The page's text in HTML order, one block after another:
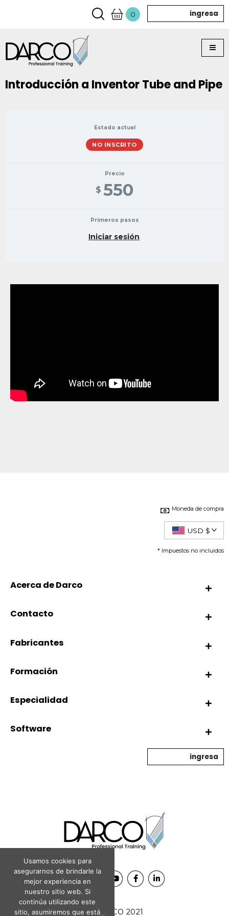
0 ingresa
Introducción a Inventor Tube and Pipe
Estado actual
NO INSCRITO
Precio
$ 550
Primeros pasos
Iniciar sesión
© DARCO 2021
Moneda de compra
USD $
* Impuestos no incluidos
Acerca de Darco
Contacto
Fabricantes
Formación
Especialidad
Software
ingresa
Usamos cookies para
asegurarnos de brindarle la
mejor experiencia en
nuestro sitio web. Si
continúa utilizando este
sitio, asumiremos que está